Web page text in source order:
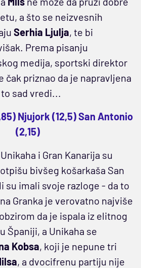
a što se neizvesnih
Serhia Ljulja, te bi
Prema pisanju
medija, sportski direktor
čak priznao da je napravljena
sad vredi...
Njujork (12,5) San Antonio
(2,15)
i Gran Kanarija su
bivšeg košarkaša San
su imali svoje razloge - da to
Granka je verovatno najviše
da je ispala iz elitnog
Španiji, a Unikaha se
Kobsa, koji je nepune tri
, a dvocifrenu partiju nije